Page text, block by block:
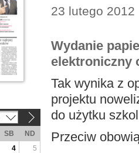
23 lutego 2012
Wydanie
elektroniczny
Tak wynika z
projektu
do użytku
Przeciw
SB
ND
4
5